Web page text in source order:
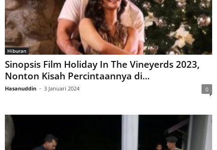
Hiburan
Sinopsis Film Holiday In The Vineyerds 2023,
Nonton Kisah Percintaannya di...
Hasanuddin - 3 Januari 2024 0